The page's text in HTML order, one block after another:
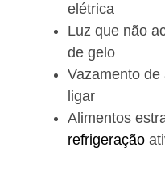
elétrica
Luz que não
de gelo
Vazamento
ligar
Alimentos
refrigeração